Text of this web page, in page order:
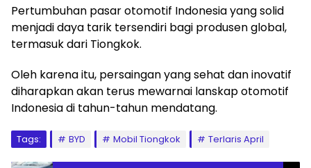
Pertumbuhan pasar otomotif Indonesia yang solid
menjadi daya tarik tersendiri bagi produsen global,
termasuk dari Tiongkok.
Oleh karena itu, persaingan yang sehat dan inovatif
diharapkan akan terus mewarnai lanskap otomotif
Indonesia di tahun-tahun mendatang.
Tags: BYD Mobil Tiongkok Terlaris April